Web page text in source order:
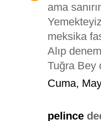
ama
meksika
Alıp
Tuğra Bey
Cuma,
pelince